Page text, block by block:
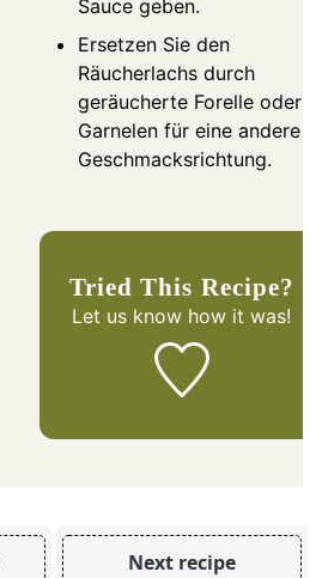
Sauce geben.
Ersetzen Sie den
Räucherlachs durch
geräucherte Forelle oder
Garnelen für eine andere
Geschmacksrichtung.
Tried This Recipe?
Let us know how it was!
Next recipe